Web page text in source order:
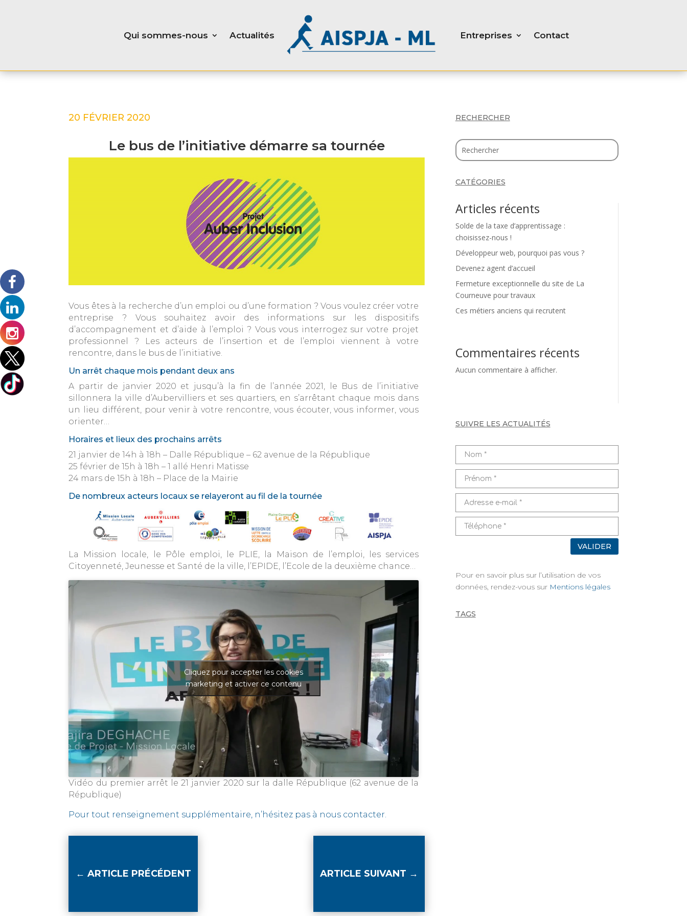
Qui sommes-nous Actualités Entreprises Contact
20 FÉVRIER 2020
Le bus de l’initiative démarre sa tournée
Vous êtes à la recherche d’un emploi ou d’une formation ? Vous voulez créer votre
entreprise ? Vous souhaitez avoir des informations sur les dispositifs
d’accompagnement et d’aide à l’emploi ? Vous vous interrogez sur votre projet
professionnel ? Les acteurs de l’insertion et de l’emploi viennent à votre
rencontre, dans le bus de l’initiative.
Un arrêt chaque mois pendant deux ans
A partir de janvier 2020 et jusqu’à la fin de l’année 2021, le Bus de l’initiative
sillonnera la ville d’Aubervilliers et ses quartiers, en s’arrêtant chaque mois dans
un lieu différent, pour venir à votre rencontre, vous écouter, vous informer, vous
orienter…
Horaires et lieux des prochains arrêts
21 janvier de 14h à 18h – Dalle République – 62 avenue de la République
25 février de 15h à 18h – 1 allé Henri Matisse
24 mars de 15h à 18h – Place de la Mairie
De nombreux acteurs locaux se relayeront au fil de la tournée
La Mission locale, le Pôle emploi, le PLIE, la Maison de l’emploi, les services
Citoyenneté, Jeunesse et Santé de la ville, l’EPIDE, l’Ecole de la deuxième chance…
Cliquez pour accepter les cookies
marketing et activer ce contenu
Vidéo du premier arrêt le 21 janvier 2020 sur la dalle République (62 avenue de la
République)
Pour tout renseignement supplémentaire, n’hésitez pas à nous contacter.
← ARTICLE PRÉCÉDENT ARTICLE SUIVANT →
RECHERCHER
CATÉGORIES
Articles récents
Solde de la taxe d’apprentissage :
choisissez-nous !
Développeur web, pourquoi pas vous ?
Devenez agent d’accueil
Fermeture exceptionnelle du site de La
Courneuve pour travaux
Ces métiers anciens qui recrutent
Commentaires récents
Aucun commentaire à afficher.
SUIVRE LES ACTUALITÉS
VALIDER
Pour en savoir plus sur l’utilisation de vos
données, rendez-vous sur Mentions légales
TAGS